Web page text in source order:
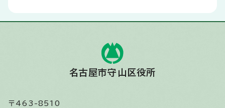
名古屋市守山区役所
〒463-8510